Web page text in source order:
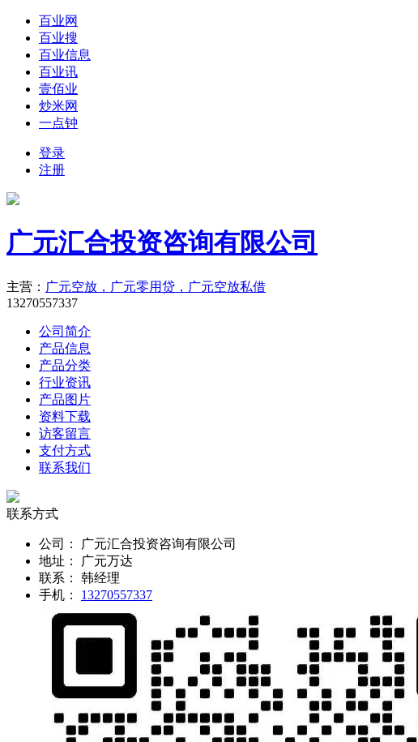
百业网
百业搜
百业信息
百业讯
壹佰业
炒米网
一点钟
登录
注册
广元汇合投资咨询有限公司
主营： 广元空放，广元零用贷，广元空放私借
13270557337
公司简介
产品信息
产品分类
行业资讯
产品图片
资料下载
访客留言
支付方式
联系我们
联系方式
公司：
广元汇合投资咨询有限公司
地址：
广元万达
联系：
韩经理
手机：
13270557337